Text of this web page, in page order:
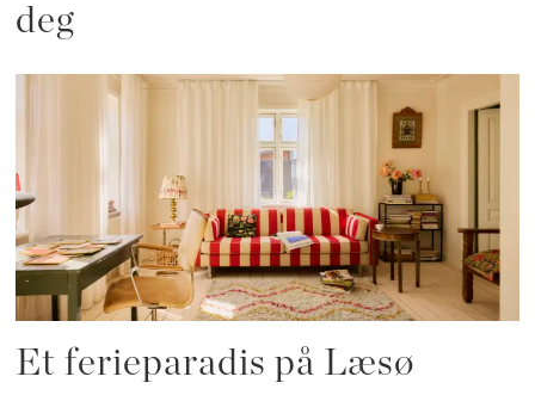
deg
Et ferieparadis på Læsø